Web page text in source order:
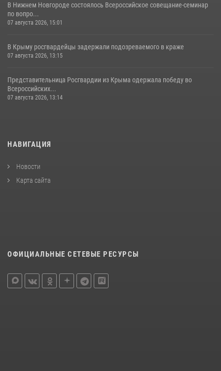
В Нижнем Новгороде состоялось Всероссийское совещание-семинар
по вопро...
07 августа 2026, 15:01
В Крыму росгвардейцы задержали подозреваемого в краже
07 августа 2026, 13:15
Представительница Росгвардии из Крыма одержала победу во
Всероссийских...
07 августа 2026, 13:14
НАВИГАЦИЯ
Новости
Карта сайта
ОФИЦИАЛЬНЫЕ СЕТЕВЫЕ РЕСУРСЫ